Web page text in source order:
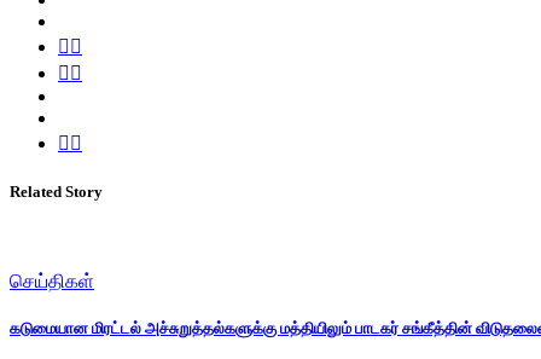
Related Story
செய்திகள்
கடுமையான மிரட்டல் அச்சுறுத்தல்களுக்கு மத்தியிலும் பாடகர் சங்கீத்தின்